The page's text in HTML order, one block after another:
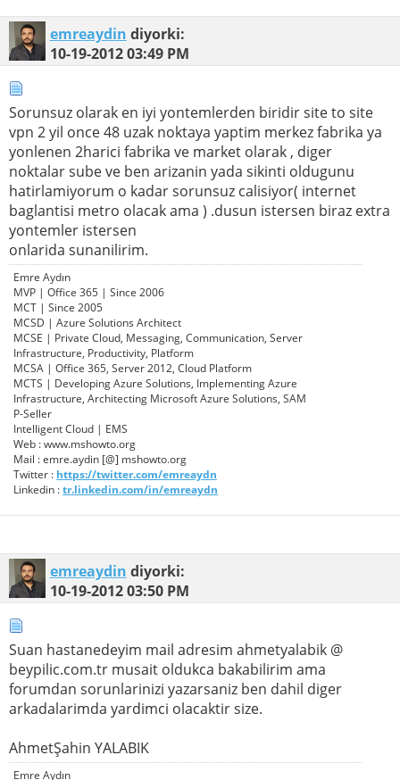
emreaydin diyorki:
10-19-201203:49 PM
Sorunsuz olarak en iyi yontemlerden biridir site to site
vpn 2 yil once 48 uzak noktaya yaptim merkez fabrika ya
yonlenen 2harici fabrika ve market olarak , diger
noktalar sube ve ben arizanin yada sikinti oldugunu
hatirlamiyorum o kadar sorunsuz calisiyor( internet
baglantisi metro olacak ama ) .dusun istersen biraz extra
yontemler istersen
onlarida sunanilirim.
Emre Aydın
MVP | Office 365 | Since 2006
MCT | Since 2005
MCSD | Azure Solutions Architect
MCSE | Private Cloud, Messaging, Communication, Server
Infrastructure, Productivity, Platform
MCSA | Office 365, Server 2012, Cloud Platform
MCTS | Developing Azure Solutions, Implementing Azure
Infrastructure, Architecting Microsoft Azure Solutions, SAM
P-Seller
Intelligent Cloud | EMS
Web : www.mshowto.org
Mail : emre.aydin [@] mshowto.org
Twitter : https://twitter.com/emreaydn
Linkedin :tr.linkedin.com/in/emreaydn
emreaydin diyorki:
10-19-201203:50 PM
Suan hastanedeyim mail adresim ahmetyalabik @
beypilic.com.tr musait oldukca bakabilirim ama
forumdan sorunlarinizi yazarsaniz ben dahil diger
arkadalarimda yardimci olacaktir size.
AhmetŞahin YALABIK
Emre Aydın